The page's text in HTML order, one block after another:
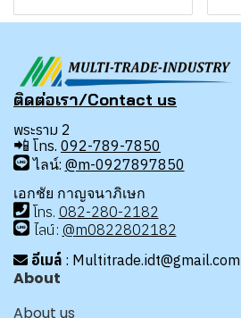
ติดต่อเรา/Contact us
พระราม 2
📲 โทร. 092-789-7850
ไลน์: @m-0927897850
เอกชัย กาญจนาภิเษก
โทร. 082-280-2182
ไลน์: @m0822802182
อีเมล์ : Multitrade.idt@gmail.com
About
About us